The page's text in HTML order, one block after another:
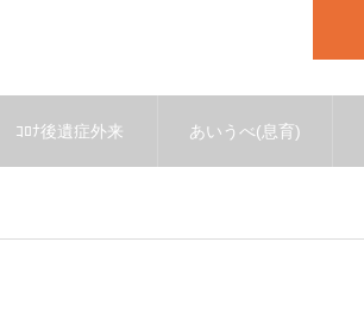
ｺﾛﾅ後遺症外来 あいうべ(息育)